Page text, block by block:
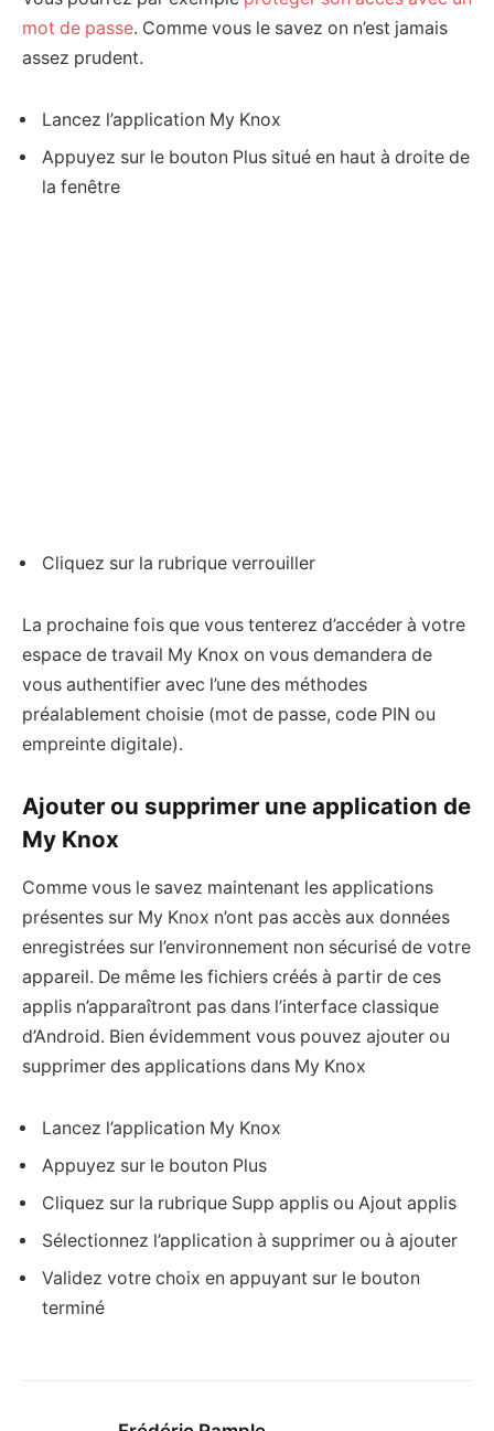
mot de passe. Comme vous le savez on n’est jamais
assez prudent.
Lancez l’application My Knox
Appuyez sur le bouton Plus situé en haut à droite de
la fenêtre
Cliquez sur la rubrique verrouiller
La prochaine fois que vous tenterez d’accéder à votre
espace de travail My Knox on vous demandera de
vous authentifier avec l’une des méthodes
préalablement choisie (mot de passe, code PIN ou
empreinte digitale).
Ajouter ou supprimer une application de
My Knox
Comme vous le savez maintenant les applications
présentes sur My Knox n’ont pas accès aux données
enregistrées sur l’environnement non sécurisé de votre
appareil. De même les fichiers créés à partir de ces
applis n’apparaîtront pas dans l’interface classique
d’Android. Bien évidemment vous pouvez ajouter ou
supprimer des applications dans My Knox
Lancez l’application My Knox
Appuyez sur le bouton Plus
Cliquez sur la rubrique Supp applis ou Ajout applis
Sélectionnez l’application à supprimer ou à ajouter
Validez votre choix en appuyant sur le bouton
terminé